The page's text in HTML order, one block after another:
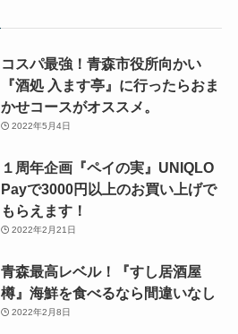
コスパ最強！青森市役所向かい
『酒処 入ます亭』に行ったらおま
かせコースがオススメ。
2022年5月4日
１周年企画『ペイの実』UNIQLO
Payで3000円以上のお買い上げで
もらえます！
2022年2月21日
青森最高レベル！『すし居酒屋
樽』海鮮を食べるなら間違いなし
2022年2月8日